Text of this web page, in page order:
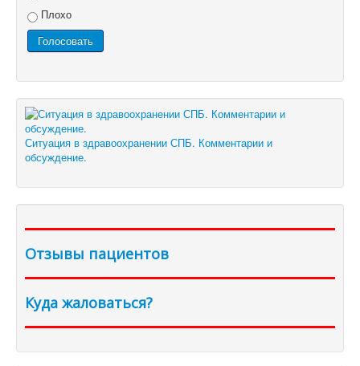
Плохо
Ситуация в здравоохранении СПБ. Комментарии и
обсуждение.
Отзывы пациентов
Куда жаловаться?